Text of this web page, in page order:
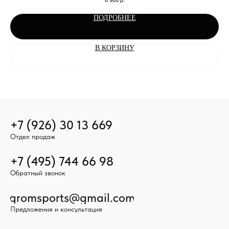
ПОДРОБНЕЕ
В КОРЗИНУ
+7 (495) 744 66 98
gromsports@gmail.com
Предложения и консультация
+7 (926) 30 13 669
Отдел продаж
Обратный звонок